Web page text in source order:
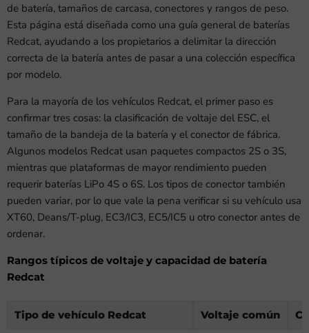
de batería, tamaños de carcasa, conectores y rangos de peso.
Esta página está diseñada como una guía general de baterías
Redcat, ayudando a los propietarios a delimitar la dirección
correcta de la batería antes de pasar a una colección específica
por modelo.
Para la mayoría de los vehículos Redcat, el primer paso es
confirmar tres cosas: la clasificación de voltaje del ESC, el
tamaño de la bandeja de la batería y el conector de fábrica.
Algunos modelos Redcat usan paquetes compactos 2S o 3S,
mientras que plataformas de mayor rendimiento pueden
requerir baterías LiPo 4S o 6S. Los tipos de conector también
pueden variar, por lo que vale la pena verificar si su vehículo usa
XT60, Deans/T-plug, EC3/IC3, EC5/IC5 u otro conector antes de
ordenar.
Rangos típicos de voltaje y capacidad de batería
Redcat
Tipo de vehículo Redcat Voltaje común